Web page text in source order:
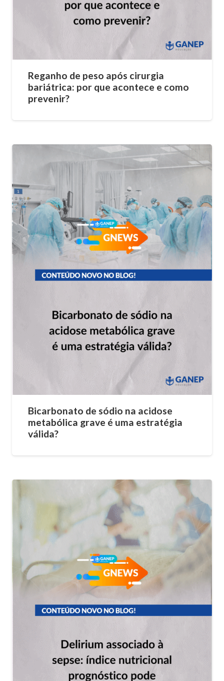
Reganho de peso após cirurgia
bariátrica: por que acontece e como
prevenir?
Bicarbonato de sódio na acidose
metabólica grave é uma estratégia
válida?